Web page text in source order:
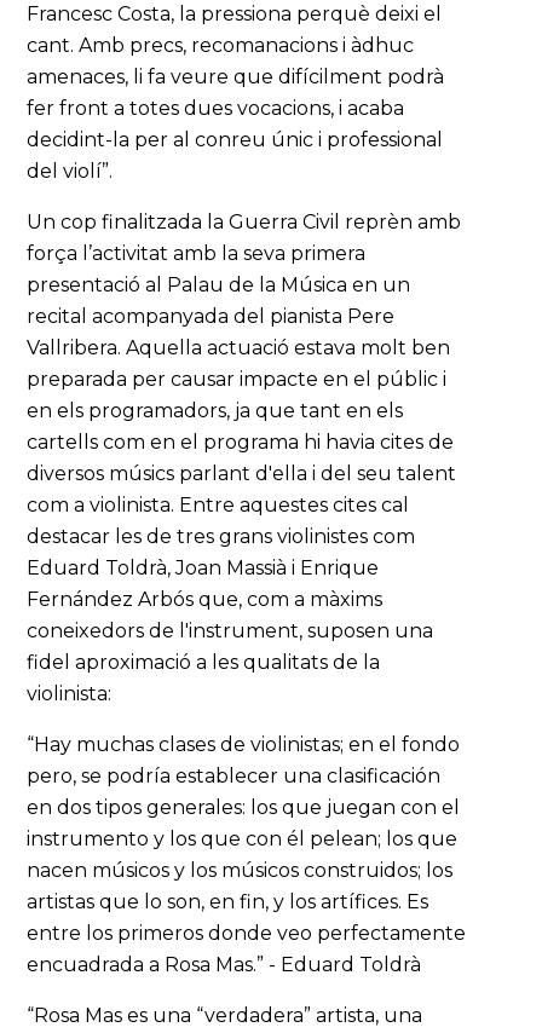
Francesc Costa, la pressiona perquè deixi el
cant. Amb precs, recomanacions i àdhuc
amenaces, li fa veure que difícilment podrà
fer front a totes dues vocacions, i acaba
decidint-la per al conreu únic i professional
del violí”.
Un cop finalitzada la Guerra Civil reprèn amb
força l’activitat amb la seva primera
presentació al Palau de la Música en un
recital acompanyada del pianista Pere
Vallribera. Aquella actuació estava molt ben
preparada per causar impacte en el públic i
en els programadors, ja que tant en els
cartells com en el programa hi havia cites de
diversos músics parlant d'ella i del seu talent
com a violinista. Entre aquestes cites cal
destacar les de tres grans violinistes com
Eduard Toldrà, Joan Massià i Enrique
Fernández Arbós que, com a màxims
coneixedors de l'instrument, suposen una
fidel aproximació a les qualitats de la
violinista:
“Hay muchas clases de violinistas; en el fondo
pero, se podría establecer una clasificación
en dos tipos generales: los que juegan con el
instrumento y los que con él pelean; los que
nacen músicos y los músicos construidos; los
artistas que lo son, en fin, y los artífices. Es
entre los primeros donde veo perfectamente
encuadrada a Rosa Mas.” - Eduard Toldrà
“Rosa Mas es una “verdadera” artista, una